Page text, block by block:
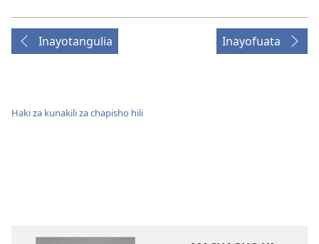
Inayotangulia Inayofuata
Haki za kunakili za chapisho hili